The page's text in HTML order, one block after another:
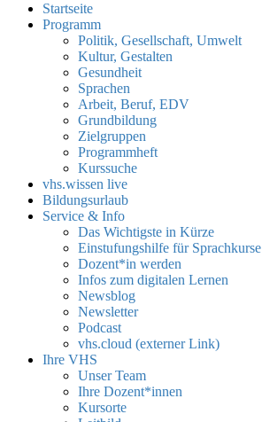
Startseite
Programm
Politik, Gesellschaft, Umwelt
Kultur, Gestalten
Gesundheit
Sprachen
Arbeit, Beruf, EDV
Grundbildung
Zielgruppen
Programmheft
Kurssuche
vhs.wissen live
Bildungsurlaub
Service & Info
Das Wichtigste in Kürze
Einstufungshilfe für Sprachkurse
Dozent*in werden
Infos zum digitalen Lernen
Newsblog
Newsletter
Podcast
vhs.cloud (externer Link)
Ihre VHS
Unser Team
Ihre Dozent*innen
Kursorte